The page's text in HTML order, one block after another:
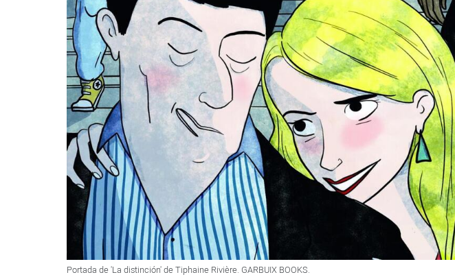
Portada de 'La distinción' de Tiphaine Rivière. GARBUIX BOOKS.